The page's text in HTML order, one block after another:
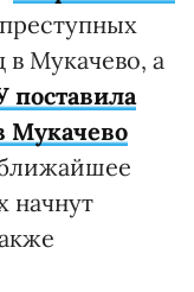
Мукачево, а
поставила
Мукачево
начнут